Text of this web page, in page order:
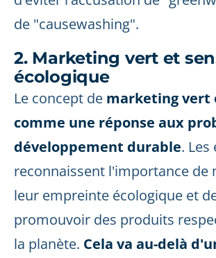
de "causewashing".
2. Marketing vert et
écologique
Le concept de marketing vert
comme une réponse aux
développement durable.
reconnaissent l'importance de
leur empreinte écologique et
promouvoir des produits
la planète. Cela va au-delà